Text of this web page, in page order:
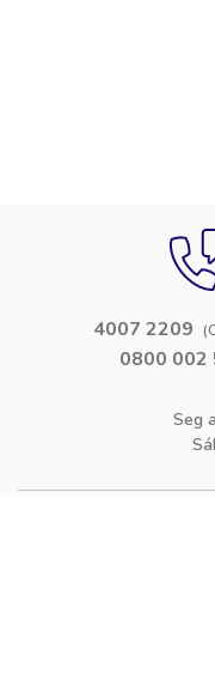
4007 2209
0800 002
Seg